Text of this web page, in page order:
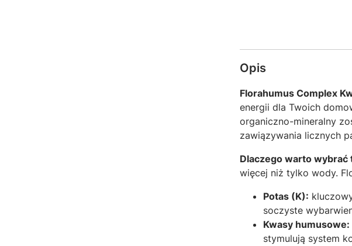
Opis
Florahumus Complex
energii dla Twoich
organiczno-mineralny
zawiązywania licznych
Dlaczego warto wybrać
więcej niż tylko wody.
Potas (K):
soczyste
Kwasy humusowe:
stymulują system